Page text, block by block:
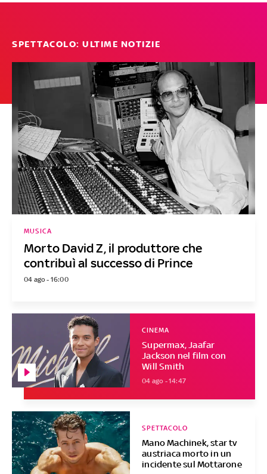
SPETTACOLO: ULTIME NOTIZIE
Morto David Z, il produttore che
contribuì al successo di Prince
MUSICA
04 ago - 16:00
Supermax, Jaafar
Jackson nel film con
Will Smith
CINEMA
04 ago - 14:47
Mano Machinek, star tv
austriaca morto in un
incidente sul Mottarone
SPETTACOLO